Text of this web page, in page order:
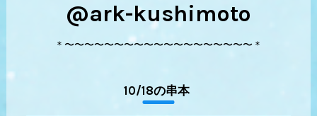
@ark-kushimoto
＊〜〜〜〜〜〜〜〜〜〜〜〜〜〜〜〜〜〜〜＊
10/18の串本